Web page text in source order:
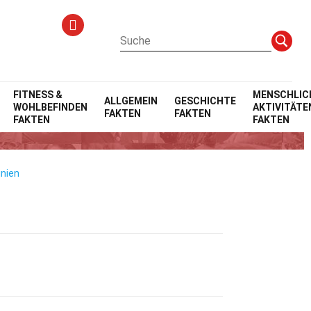
FITNESS &
WOHLBEFINDEN
FAKTEN
ALLGEMEIN
FAKTEN
GESCHICHTE
FAKTEN
FAKTEN